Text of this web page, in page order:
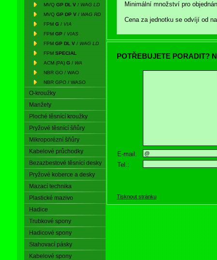
MVQ GP DL V / WAG LD
MVQ GP DP V / WAG RD
FPM G / VIA
FPM GP / VIAS
FPM GP DL V / WAG LD
FPM SPECIAL
ACM (PA) G / WA
NBR GO / WAO
NBR GPO / WASO
O-kroužky
Manžety
Ploché těsnící kroužky
Pryžové těsnící šňůry
Mikroporézní šňůry
Kabelové průchodky
Bezazbestové těsnící desky
Pryžové koberce a desky
Mazací technika
Plastické mazivo
Hadice
Trubkové spony
Hadicové spony
Stahovací pásky
Kabelové spony
Minimální množství pro
Cena za jednotku se odvíjí od
POTŘEBUJETE PORADIT?
E-mail:
Tel.:
Tisknout stránku